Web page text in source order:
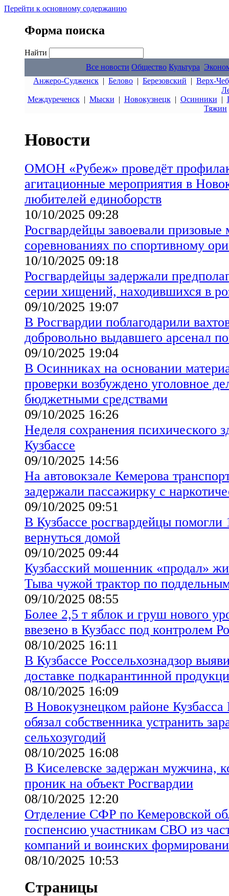
Перейти к основному содержанию
Форма поиска
Найти
Все новости Общество Культура
Анжеро-Судженск | Белово | Березовский | Верх-
Междуреченск| Мыски | Новокузнецк| Осинники |
Тяжин
Новости
ОМОН «Рубеж» проведёт
агитационные мероприятия в
любителей единоборств
10/10/2025 09:28
Росгвардейцы завоевали призовые
соревнованиях по спортивному
10/10/2025 09:18
Росгвардейцы задержали
серии хищений, находившихся в
09/10/2025 19:07
В Росгвардии поблагодарили
добровольно выдавшего арсенал
09/10/2025 19:04
В Осинниках на основании
проверки возбуждено уголовное
бюджетными средствами
09/10/2025 16:26
Неделя сохранения психического
Кузбассе
09/10/2025 14:56
На автовокзале Кемерова
задержали пассажирку с
09/10/2025 09:51
В Кузбассе росгвардейцы помогли
вернуться домой
09/10/2025 09:44
Кузбасский мошенник «продал»
Тыва чужой трактор по
09/10/2025 08:55
Более 2,5 т яблок и груш нового
ввезено в Кузбасс под контролем
08/10/2025 16:11
В Кузбассе Россельхознадзор
доставке подкарантинной
08/10/2025 16:09
В Новокузнецком районе Кузбасса
обязал собственника устранить
сельхозугодий
08/10/2025 16:08
В Киселевске задержан мужчина,
проник на объект Росгвардии
08/10/2025 12:20
Отделение СФР по Кемеровской
госпенсию участникам СВО из
компаний и воинских
08/10/2025 10:53
Страницы